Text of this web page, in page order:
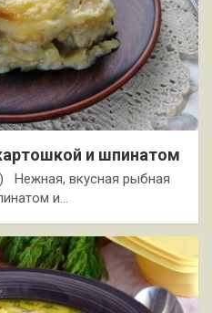
и шпинатом
Нежная, вкусная рыбная
и…